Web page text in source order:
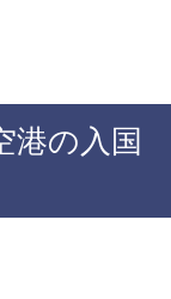
港の入国